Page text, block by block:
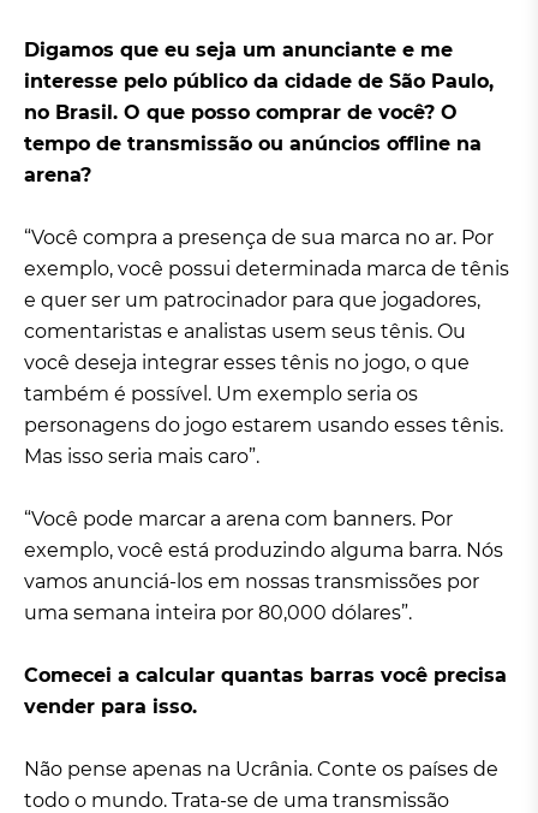
Digamos que eu seja um anunciante e me
interesse pelo público da cidade de São Paulo,
no Brasil. O que posso comprar de você? O
tempo de transmissão ou anúncios offline na
arena?
“Você compra a presença de sua marca no ar. Por
exemplo, você possui determinada marca de tênis
e quer ser um patrocinador para que jogadores,
comentaristas e analistas usem seus tênis. Ou
você deseja integrar esses tênis no jogo, o que
também é possível. Um exemplo seria os
personagens do jogo estarem usando esses tênis.
Mas isso seria mais caro”.
“Você pode marcar a arena com banners. Por
exemplo, você está produzindo alguma barra. Nós
vamos anunciá-los em nossas transmissões por
uma semana inteira por 80,000 dólares”.
Comecei a calcular quantas barras você precisa
vender para isso.
Não pense apenas na Ucrânia. Conte os países de
todo o mundo. Trata-se de uma transmissão